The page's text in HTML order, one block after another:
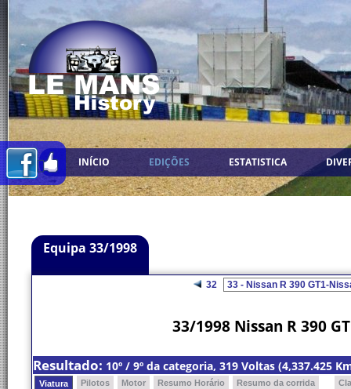
INÍCIO EDIÇÕES ESTATISTICA
Equipa 33/1998
32
33/1998 Nissan R 390
Resultado: 10º / 9º da categoria, 319 Voltas (4,337.425
Viatura Pilotos Motor Resumo Horário Resumo da corrida